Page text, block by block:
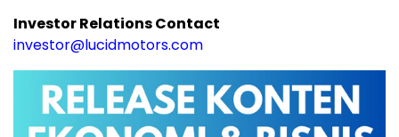
Investor Relations Contact
investor@lucidmotors.com